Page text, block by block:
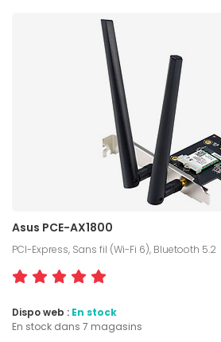
Asus PCE-AX1800
PCI-Express, Sans fil (Wi-Fi 6), Bluetooth 5.2
Dispo web : En stock
En stock dans 7 magasins